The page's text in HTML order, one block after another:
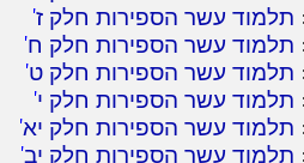
תלמוד עשר הספירות חלק ז'
תלמוד עשר הספירות חלק ח'
תלמוד עשר הספירות חלק ט'
תלמוד עשר הספירות חלק י'
תלמוד עשר הספירות חלק יא'
תלמוד עשר הספירות חלק יב'